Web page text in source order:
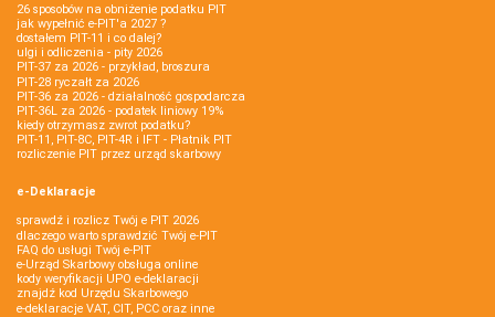
26 sposobów na obniżenie podatku PIT
jak wypełnić e-PIT'a 2027 ?
dostałem PIT-11 i co dalej?
ulgi i odliczenia - pity 2026
PIT-37 za 2026 - przykład, broszura
PIT-28 ryczałt za 2026
PIT-36 za 2026 - działalność gospodarcza
PIT-36L za 2026 - podatek liniowy 19%
kiedy otrzymasz zwrot podatku?
PIT-11, PIT-8C, PIT-4R i IFT - Płatnik PIT
rozliczenie PIT przez urząd skarbowy
e-Deklaracje
sprawdź i rozlicz Twój e PIT 2026
dlaczego warto sprawdzić Twój e-PIT
FAQ do usługi Twój e-PIT
e-Urząd Skarbowy obsługa online
kody weryfikacji UPO e-deklaracji
znajdź kod Urzędu Skarbowego
e-deklaracje VAT, CIT, PCC oraz inne